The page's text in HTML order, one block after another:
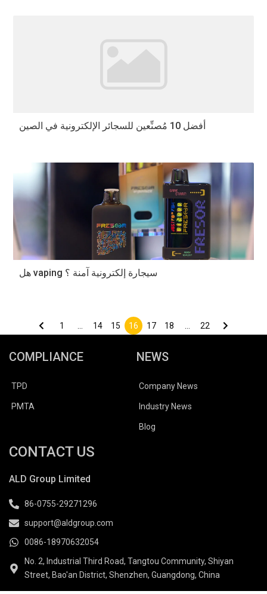
أفضل 10 مُصنِّعين للسجائر الإلكترونية في الصين
هل vaping سيجارة إلكترونية آمنة ؟
pagination
1 … 14 15 16 17 18 … 22
COMPLIANCE
TPD
PMTA
NEWS
Company News
Industry News
Blog
CONTACT US
ALD Group Limited
86-0755-29271296
support@aldgroup.com
0086-18970632054
No. 2, Industrial Third Road, Tangtou Community, Shiyan
Street, Bao'an District, Shenzhen, Guangdong, China